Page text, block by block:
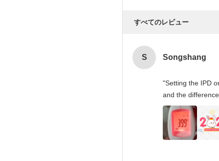
すべてのレビュー
S Songshang
"Setting the IPD
and the